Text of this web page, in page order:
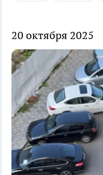
20 октября 2025